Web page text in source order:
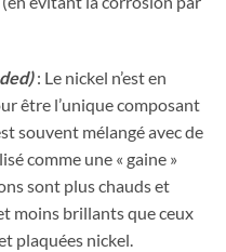
: Le nickel n’est en
être l’unique composant
souvent mélangé avec de
comme une « gaine »
sont plus chauds et
moins brillants que ceux
plaquées nickel.